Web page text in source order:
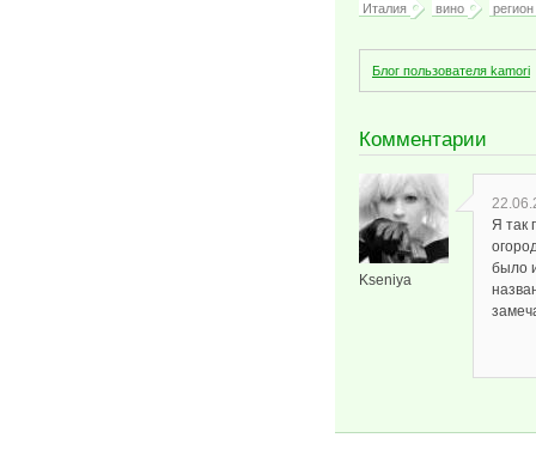
Италия
вино регион
Блог пользователя kamori
Комментарии
Kseniya
Я так
было